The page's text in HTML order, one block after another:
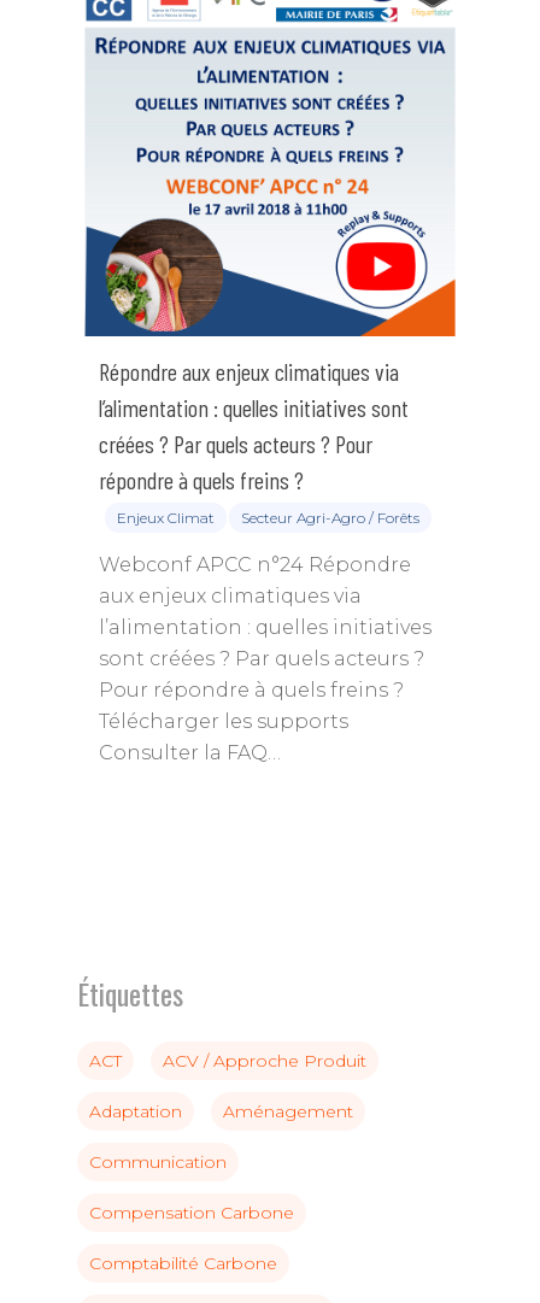
Répondre aux enjeux climatiques via
l’alimentation : quelles initiatives sont
créées ? Par quels acteurs ? Pour
répondre à quels freins ?
Enjeux Climat Secteur Agri-Agro / Forêts
Webconf APCC n°24 Répondre
aux enjeux climatiques via
l’alimentation : quelles initiatives
sont créées ? Par quels acteurs ?
Pour répondre à quels freins ?
Télécharger les supports
Consulter la FAQ…
Étiquettes
ACT ACV / Approche Produit
Adaptation Aménagement
Communication
Compensation Carbone
Comptabilité Carbone